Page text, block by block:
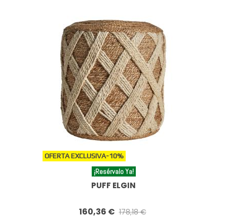
OFERTA EXCLUSIVA-10%
¡Resérvalo Ya!
PUFF ELGIN
160,36 € 178,18 €